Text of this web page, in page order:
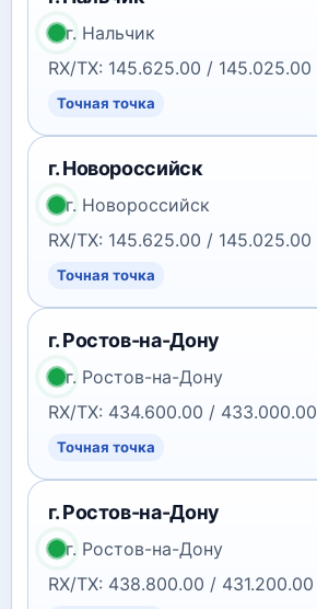
г. Нальчик
RX/TX: 145.625.00 / 145.025.00
Точная точка
г. Новороссийск
г. Новороссийск
RX/TX: 145.625.00 / 145.025.00
Точная точка
г. Ростов-на-Дону
г. Ростов-на-Дону
RX/TX: 434.600.00 / 433.000.00
Точная точка
г. Ростов-на-Дону
г. Ростов-на-Дону
RX/TX: 438.800.00 / 431.200.00